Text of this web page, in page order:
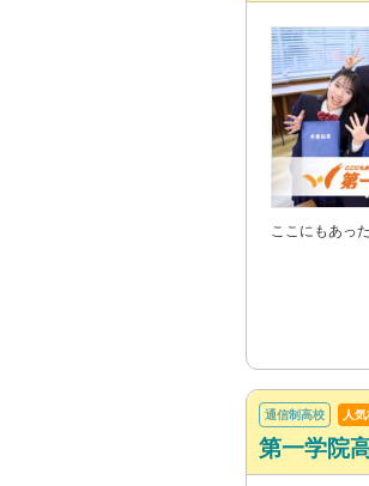
ここにもあっ
通信制高校 人気
第一学院